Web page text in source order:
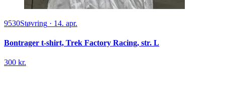
9530Støvring · 14. apr.
Bontrager t-shirt, Trek Factory Racing, str. L
300 kr.